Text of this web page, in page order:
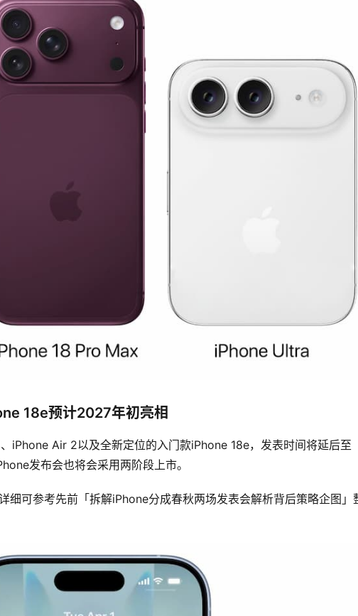
18e预计2027年初亮相
iPhone Air 2以及全新定位的入门款iPhone 18e，发表时间将延后至
发布会也将会采用两阶段上市。
细可参考先前「拆解iPhone分成春秋两场发表会解析背后策略企图」